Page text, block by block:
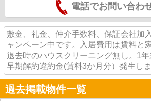
電話でお問い合わ
敷金、礼金、仲介手数料、保証会社加
ャンペーン中です。入居費用は賃料と
退去時のハウスクリーニング無し。1
早期解約違約金(賃料3か月分）発生しま
過去掲載物件一覧